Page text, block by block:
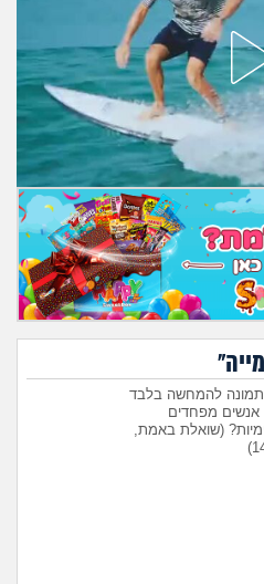
גאווה
מפחדים
(שואלת באמת,